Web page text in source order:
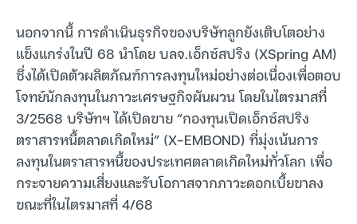
นอกจากนี้ การดำเนินธุรกิจของบริษัทลูกยังเติบโตอย่าง
แข็งแกร่งในปี 68 นำโดย บลจ.เอ็กซ์สปริง (XSpring AM)
ซึ่งได้เปิดตัวผลิตภัณฑ์การลงทุนใหม่อย่างต่อเนื่องเพื่อตอบ
โจทย์นักลงทุนในภาวะเศรษฐกิจผันผวน โดยในไตรมาสที่
3/2568 บริษัทฯ ได้เปิดขาย “กองทุนเปิดเอ็กซ์สปริง
ตราสารหนี้ตลาดเกิดใหม่” (X-EMBOND) ที่มุ่งเน้นการ
ลงทุนในตราสารหนี้ของประเทศตลาดเกิดใหม่ทั่วโลก เพื่อ
กระจายความเสี่ยงและรับโอกาสจากภาวะดอกเบี้ยขาลง
ขณะที่ในไตรมาสที่ 4/68